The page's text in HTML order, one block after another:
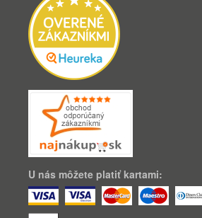
U nás môžete platiť kartami: